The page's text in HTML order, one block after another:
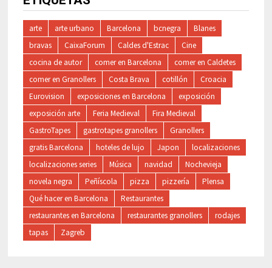
arte arte urbano Barcelona bcnegra
Blanes
bravas
CaixaForum Caldes d'Estrac
Cine
cocina de autor
comer en Barcelona
comer en Caldetes
comer en Granollers
Costa Brava cotillón
Croacia
Eurovision
exposiciones en Barcelona
exposición
exposición arte
Feria Medieval
Fira Medieval
GastroTapes
gastrotapes granollers
Granollers
gratis Barcelona
hoteles de lujo Japon
localizaciones
localizaciones series
Música navidad
Nochevieja
novela negra
Peñíscola pizza pizzería
Plensa
Qué hacer en Barcelona
Restaurantes
restaurantes en Barcelona
restaurantes granollers
rodajes
tapas
Zagreb